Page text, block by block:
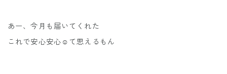
あー、今月も届いてくれた
これで安心安心☺️て思えるもん